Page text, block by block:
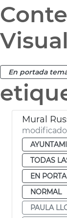
En portada
Mural
modificado
TODAS
EN
NORMAL
PAULA